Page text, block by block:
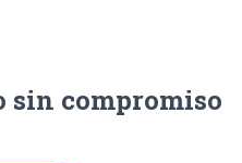
sin compromiso